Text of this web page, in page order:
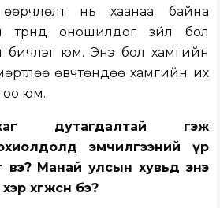
нь хаанаа байна
оношилдог зүйл бол
бичлэг юм. Энэ бол хамгийн
өвчтөндөө хамгийн их
юм.
дутагдалтай гэж
эмчилгээний үр
вэ? Манай улсын хувьд энэ
хөгжсөн бэ?